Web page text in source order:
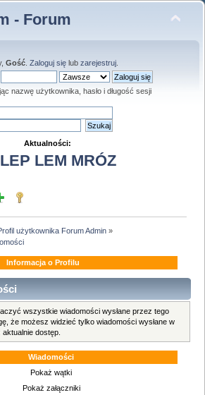
- Forum
Gość. Zaloguj sięlub zarejestruj.
nazwę użytkownika, hasło i długość sesji
Aktualności:
LEM MRÓZ
użytkownika Forum Admin»
Informacja o Profilu
wszystkie wiadomości wysłane przez tego
że możesz widzieć tylko wiadomości wysłane w
dostęp.
Wiadomości
Pokaż wątki
Pokaż załączniki